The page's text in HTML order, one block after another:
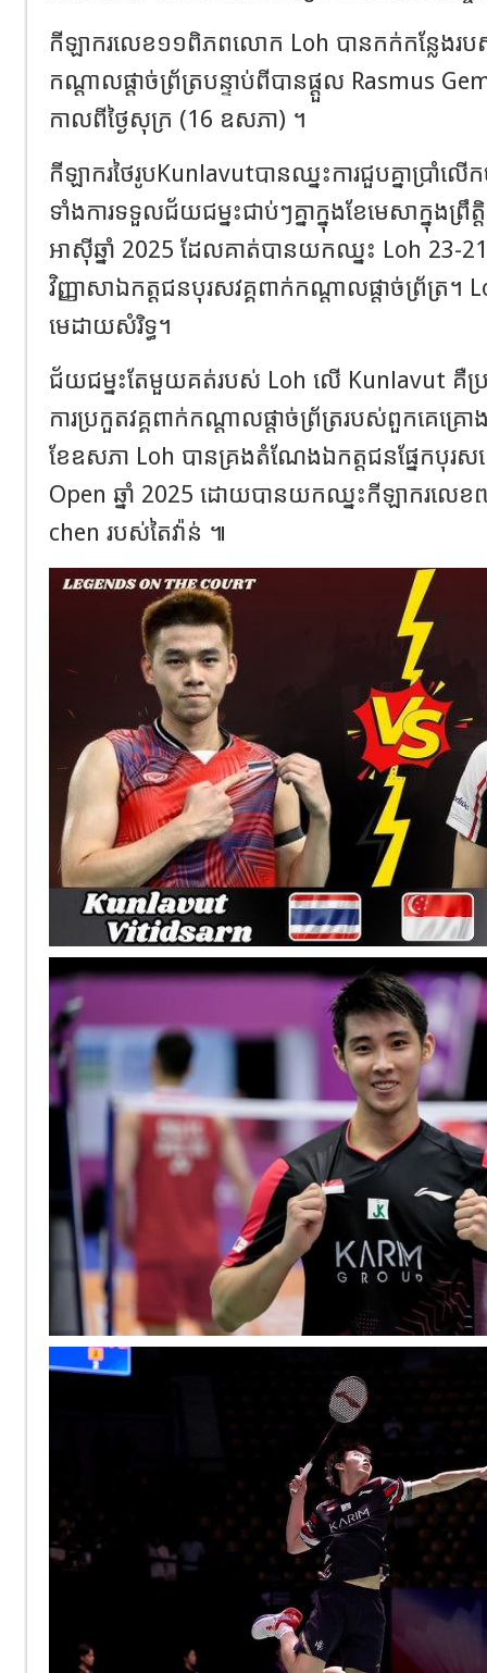
កីឡាករលេខ១១ពិភពលោក Loh បានកក់កន្លែងរបស់
កណ្តាលផ្តាច់ព្រ័ត្របន្ទាប់ពីបានផ្តួល Rasmus
កាលពីថ្ងៃសុក្រ (16 ឧសភា) ។
កីឡាករថៃរូបKunlavutបានឈ្នះការជួបគ្នាប្រាំល
ទាំងការទទួលជ័យជម្នះជាប់ៗគ្នាក្នុងខែមេសាក្នុង
អាស៊ីឆ្នាំ 2025 ដែលគាត់បានយកឈ្នះ Loh 23-
វិញ្ញាសាឯកត្តជនបុរសវគ្គពាក់កណ្តាលផ្តាច់ព្រ័ត្រ
មេដាយសំរិទ្ធ។
ជ័យជម្នះតែមួយគត់របស់ Loh លើ Kunlavut គឺ
ការ​ប្រកួត​វគ្គ​ពាក់កណ្តាល​ផ្តាច់ព្រ័ត្រ​របស់​ពួក​គេ​គ្រ
ខែ​ឧសភា Loh បាន​គ្រង​តំណែង​ឯកត្តជន​ផ្នែក​បុរស​
Open ឆ្នាំ 2025 ដោយ​បាន​យក​ឈ្នះ​កីឡាករលេ
chen របស់​តៃវ៉ាន់ ៕